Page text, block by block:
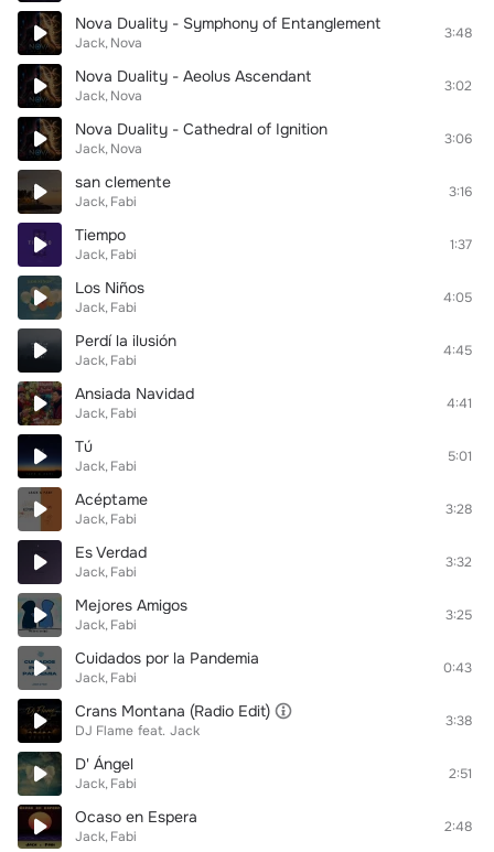
Nova Duality - Symphony of Entanglement
Jack Nova
3:48
Nova Duality - Aeolus Ascendant
Jack Nova
3:02
Nova Duality - Cathedral of Ignition
Jack Nova
3:06
san clemente
Jack Fabi
3:16
Tiempo
Jack Fabi
1:37
Los Niños
Jack Fabi
4:05
Perdí la ilusión
Jack Fabi
4:45
Ansiada Navidad
Jack Fabi
4:41
Tú
Jack Fabi
5:01
Acéptame
Jack Fabi
3:28
Es Verdad
Jack Fabi
3:32
Mejores Amigos
Jack Fabi
3:25
Cuidados por la Pandemia
Jack Fabi
0:43
Crans Montana (Radio Edit)
DJ Flame feat. Jack
3:38
D' Ángel
Jack Fabi
2:51
Ocaso en Espera
Jack Fabi
2:48